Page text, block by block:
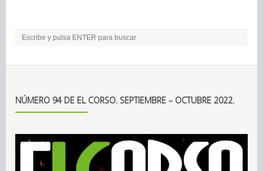
NÚMERO 94 DE EL CORSO. SEPTIEMBRE – OCTUBRE 2022.